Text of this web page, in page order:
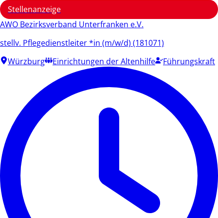
Stellenanzeige
AWO Bezirksverband Unterfranken e.V.
stellv. Pflegedienstleiter *in (m/w/d) (181071)
Würzburg
Einrichtungen der Altenhilfe Führungskraft